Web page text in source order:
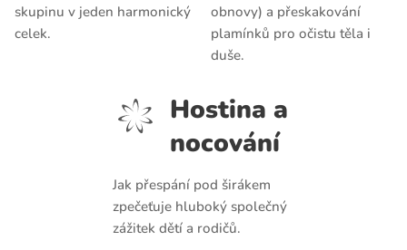
skupinu v jeden harmonický
celek.
obnovy) a přeskakování
plamínků pro očistu těla i
duše.
Hostina a
nocování
Jak přespání pod širákem
zpečeťuje hluboký společný
zážitek dětí a rodičů.